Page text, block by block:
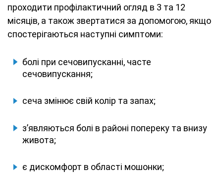
проходити профілактичний огляд в 3 та 12
місяців, а також звертатися за допомогою, якщо
спостерігаються наступні симптоми:
болі при сечовипусканні, часте
сечовипускання;
сеча змінює свій колір та запах;
з’являються болі в районі попереку та внизу
живота;
є дискомфорт в області мошонки;